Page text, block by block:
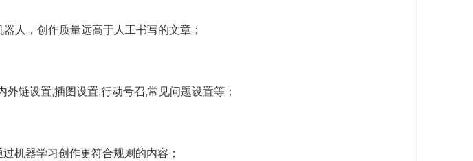
人，创作质量远高于人工书写的文章；
链设置,插图设置,行动号召,常见问题设置等；
机器学习创作更符合规则的内容；